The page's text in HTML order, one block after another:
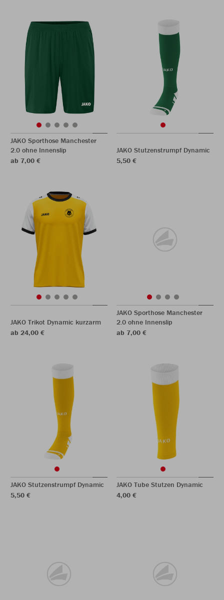
JAKO Sporthose Manchester
2.0 ohne Innenslip
ab 7,00 €
JAKO Stutzenstrumpf Dynamic
5,50 €
JAKO Trikot Dynamic kurzarm
ab 24,00 €
JAKO Sporthose Manchester
2.0 ohne Innenslip
ab 7,00 €
JAKO Stutzenstrumpf Dynamic
5,50 €
JAKO Tube Stutzen Dynamic
4,00 €